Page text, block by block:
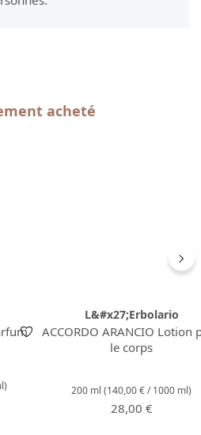
acheté
de 5 sur 5 étoiles
L&#x27;Erbolario
ACCORDO ARANCIO Lotion
le corps
200 ml (140,00 € / 1000 ml)
Prix régulier :
28,00 €